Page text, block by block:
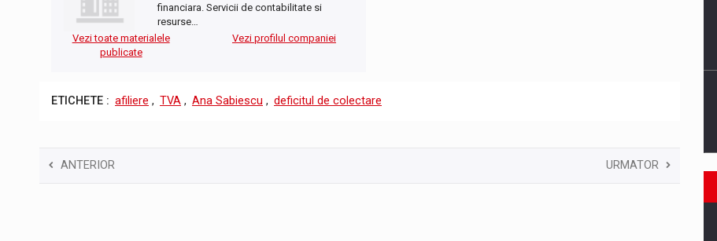
financiara. Servicii de contabilitate si
resurse…
Vezi toate materialele
publicate
Vezi profilul companiei
ETICHETE : afiliere , TVA , Ana Sabiescu , deficitul de colectare
ANTERIOR URMATOR